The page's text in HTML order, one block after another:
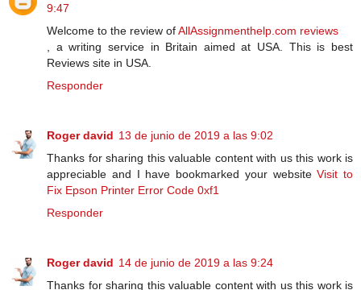
9:47
Welcome to the review ofAllAssignmenthelp.com reviews
, a writing service in Britain aimed at USA. This is best
Reviews site in USA.
Responder
Roger david 13 de junio de 2019 a las 9:02
Thanks for sharing this valuable content with us this work is
appreciable and I have bookmarked your websiteVisit to
Fix Epson Printer Error Code 0xf1
Responder
Roger david 14 de junio de 2019 a las 9:24
Thanks for sharing this valuable content with us this work is